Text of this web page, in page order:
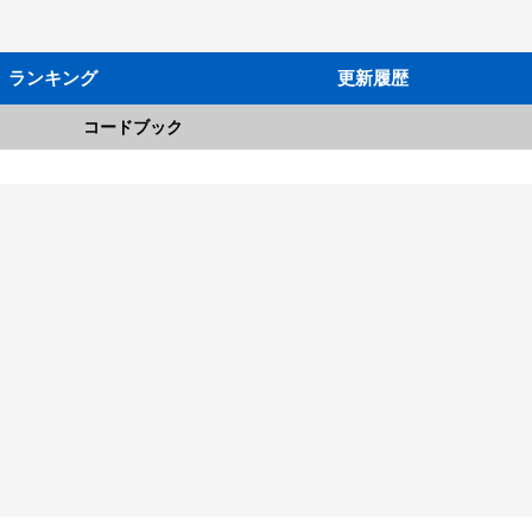
ランキング 更新履歴
コードブック